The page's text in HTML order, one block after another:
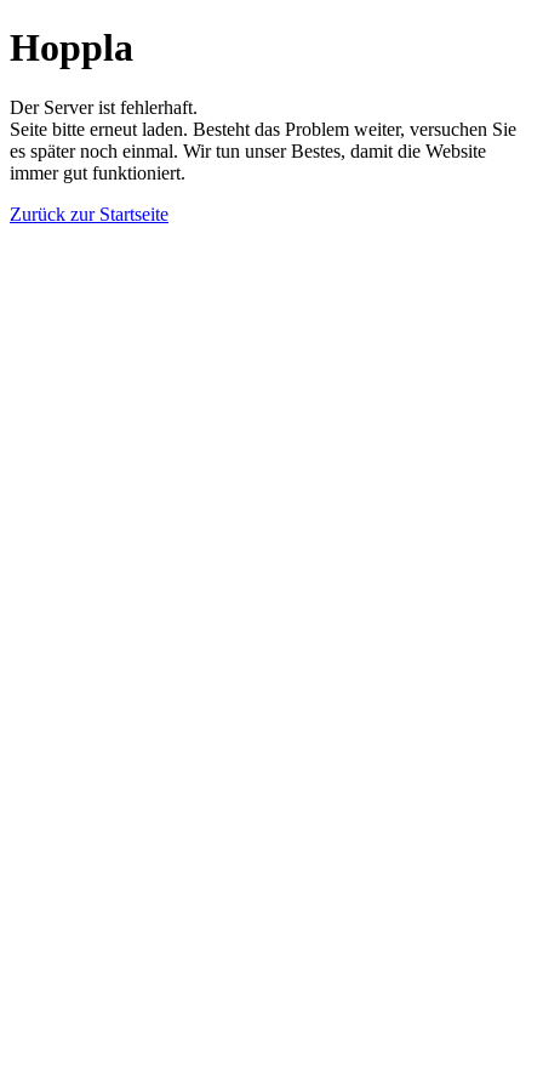
Hoppla
Der Server ist fehlerhaft.
Seite bitte erneut laden. Besteht das Problem weiter, versuchen Sie
es später noch einmal. Wir tun unser Bestes, damit die Website
immer gut funktioniert.
Zurück zur Startseite